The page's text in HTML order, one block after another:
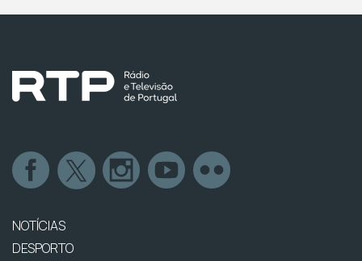
NOTÍCIAS
DESPORTO